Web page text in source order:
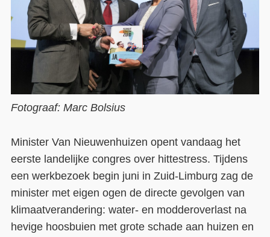
Fotograaf: Marc Bolsius
Minister Van Nieuwenhuizen opent vandaag het
eerste landelijke congres over hittestress. Tijdens
een werkbezoek begin juni in Zuid-Limburg zag de
minister met eigen ogen de directe gevolgen van
klimaatverandering: water- en modderoverlast na
hevige hoosbuien met grote schade aan huizen en